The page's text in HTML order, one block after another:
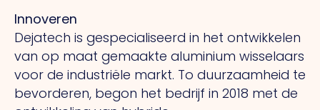
Innoveren
Dejatech is gespecialiseerd in het ontwikkelen
van op maat gemaakte aluminium wisselaars
voor de industriële markt. To duurzaamheid te
bevorderen, begon het bedrijf in 2018 met de